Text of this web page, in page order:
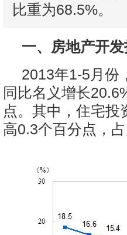
比重为68.5%。
一、房地产开
2013年1-5月份
同比名义增长
点。其中，住宅投
高0.3个百分点，